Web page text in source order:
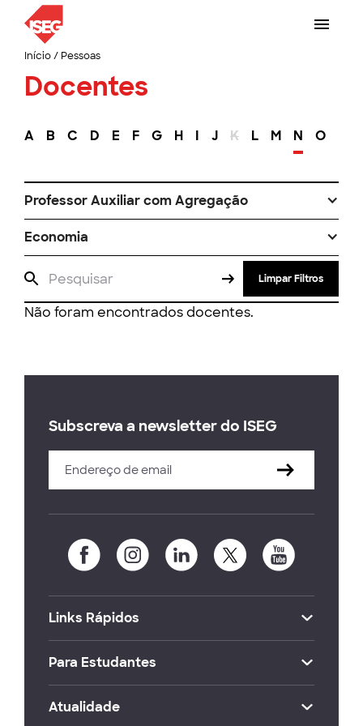
Início/ Pessoas
Docentes
A B C D E F G H I J K L M N O
Professor Auxiliar com Agregação
Economia
Limpar Filtros
Não foram encontrados docentes.
Subscreva a newsletter do ISEG
Links Rápidos
Para Estudantes
Atualidade